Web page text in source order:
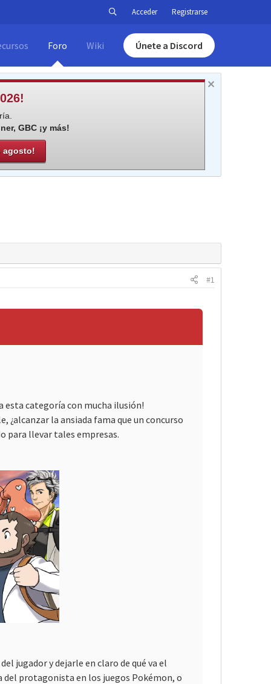
Acceder Registrarse
Foro Wiki Únete a Discord
GBC ¡y más!
agosto!
#1
esta categoría con mucha ilusión!
¿alcanzar la ansiada fama que un concurso
para llevar tales empresas.
jugador y dejarle en claro de qué va el
del protagonista en los juegos Pokémon, o